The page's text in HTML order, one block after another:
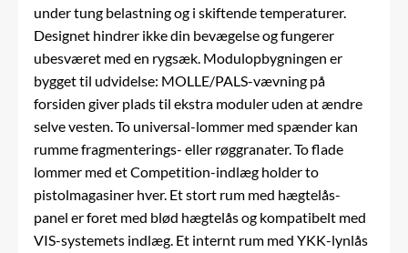
under tung belastning og i skiftende temperaturer.
Designet hindrer ikke din bevægelse og fungerer
ubesværet med en rygsæk. Modulopbygningen er
bygget til udvidelse: MOLLE/PALS-vævning på
forsiden giver plads til ekstra moduler uden at ændre
selve vesten. To universal-lommer med spænder kan
rumme fragmenterings- eller røggranater. To flade
lommer med et Competition-indlæg holder to
pistolmagasiner hver. Et stort rum med hægtelås-
panel er foret med blød hægtelås og kompatibelt med
VIS-systemets indlæg. Et internt rum med YKK-lynlås